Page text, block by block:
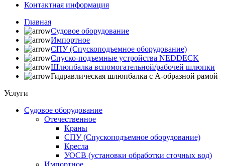
Контактная информация
Главная
Судовое оборудование
Импортное
СПУ (Спускоподъемное оборудование)
Спуско-подъемные устройства NEDDECK
Шлюпбалка вспомогательной/рабочей шлюпки
Гидравлическая шлюпбалка с A-образной рамой
Услуги
Судовое оборудование
Отечественное
Краны
СПУ (Спускоподъемное оборудование)
Кресла
УОСВ (установки обработки сточных вод)
Импортное